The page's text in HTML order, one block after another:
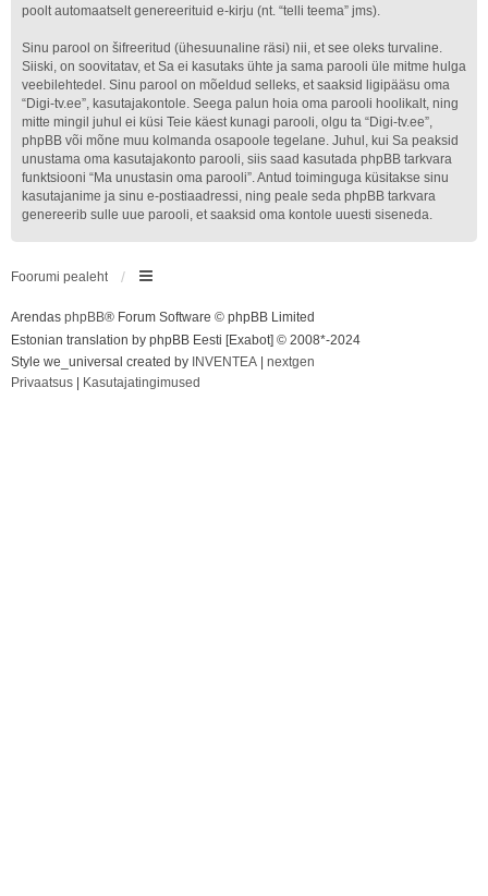
poolt automaatselt genereerituid e-kirju (nt. “telli teema” jms).
Sinu parool on šifreeritud (ühesuunaline räsi) nii, et see oleks turvaline.
Siiski, on soovitatav, et Sa ei kasutaks ühte ja sama parooli üle mitme hulga
veebilehtedel. Sinu parool on mõeldud selleks, et saaksid ligipääsu oma
“Digi-tv.ee”, kasutajakontole. Seega palun hoia oma parooli hoolikalt, ning
mitte mingil juhul ei küsi Teie käest kunagi parooli, olgu ta “Digi-tv.ee”,
phpBB või mõne muu kolmanda osapoole tegelane. Juhul, kui Sa peaksid
unustama oma kasutajakonto parooli, siis saad kasutada phpBB tarkvara
funktsiooni “Ma unustasin oma parooli”. Antud toiminguga küsitakse sinu
kasutajanime ja sinu e-postiaadressi, ning peale seda phpBB tarkvara
genereerib sulle uue parooli, et saaksid oma kontole uuesti siseneda.
Foorumi pealeht
Arendas phpBB® Forum Software © phpBB Limited
Estonian translation by phpBB Eesti [Exabot] © 2008*-2024
Style we_universal created by INVENTEA
nextgen
Privaatsus
Kasutajatingimused